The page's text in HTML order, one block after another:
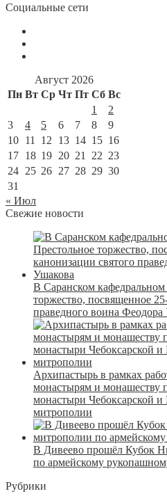
Социальные сети
Август 2026
Пн Вт Ср Чт Пт Сб Вс
1
2
3
4 5 6 7 8
9
10 11 12 13 14 15 16
17 18 19 20 21 22 23
24 25 26 27 28 29 30
31
« Июл
Свежие новости
В Саранском
торжество, посвященное
праведного воина Феодора
Архипастырь в рамках
монастырям и монашеству
монастыри Чебоксарской
митрополии
В Дивеево прошёл Кубок
по армейскому
Рубрики